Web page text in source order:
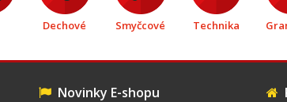
Dechové Smyčcové Technika
Novinky E-shopu